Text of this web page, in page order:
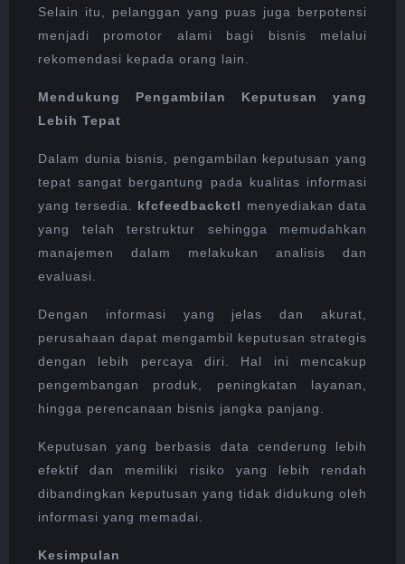
Selain itu, pelanggan yang puas juga berpotensi
menjadi promotor alami bagi bisnis melalui
rekomendasi kepada orang lain.
Mendukung Pengambilan Keputusan yang
Lebih Tepat
Dalam dunia bisnis, pengambilan keputusan yang
tepat sangat bergantung pada kualitas informasi
yang tersedia. kfcfeedbackctl menyediakan data
yang telah terstruktur sehingga memudahkan
manajemen dalam melakukan analisis dan
evaluasi.
Dengan informasi yang jelas dan akurat,
perusahaan dapat mengambil keputusan strategis
dengan lebih percaya diri. Hal ini mencakup
pengembangan produk, peningkatan layanan,
hingga perencanaan bisnis jangka panjang.
Keputusan yang berbasis data cenderung lebih
efektif dan memiliki risiko yang lebih rendah
dibandingkan keputusan yang tidak didukung oleh
informasi yang memadai.
Kesimpulan